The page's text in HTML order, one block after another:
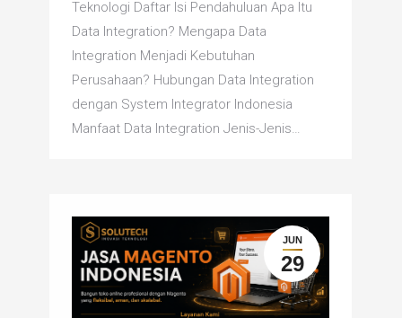
Teknologi Daftar Isi Pendahuluan Apa Itu
Data Integration? Mengapa Data
Integration Menjadi Kebutuhan
Perusahaan? Hubungan Data Integration
dengan System Integrator Indonesia
Manfaat Data Integration Jenis-Jenis…
JUN
29